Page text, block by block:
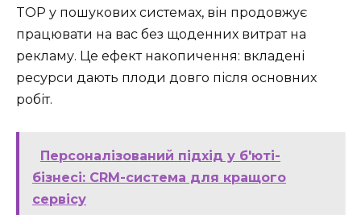
TOP у пошукових системах, він продовжує
працювати на вас без щоденних витрат на
рекламу. Це ефект накопичення: вкладені
ресурси дають плоди довго після основних
робіт.
Персоналізований підхід у б'юті-
бізнесі: CRM-система для кращого
сервісу